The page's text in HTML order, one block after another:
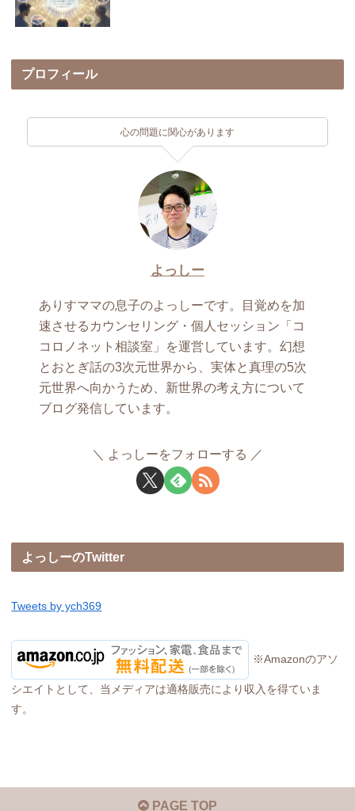
プロフィール
心の問題に関心があります
よっしー
ありすママの息子のよっしーです。目覚めを加
速させるカウンセリング・個人セッション「コ
コロノネット相談室」を運営しています。幻想
とおとぎ話の3次元世界から、実体と真理の5次
元世界へ向かうため、新世界の考え方について
ブログ発信しています。
よっしーをフォローする
よっしーのTwitter
Tweets by ych369
※Amazonのアソ
シエイトとして、当メディアは適格販売により収入を得ていま
す。
PAGE TOP